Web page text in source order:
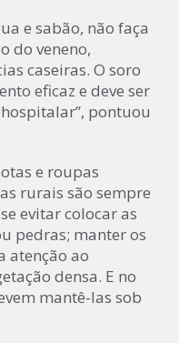
e sabão, não faça
do veneno,
caseiras. O soro
eficaz e deve ser
pontuou
e roupas
rurais são sempre
evitar colocar as
pedras; manter os
atenção ao
densa. E no
mantê-las sob